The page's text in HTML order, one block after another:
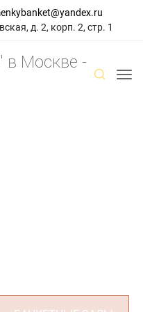
д. 2, корп. 2, стр. 1